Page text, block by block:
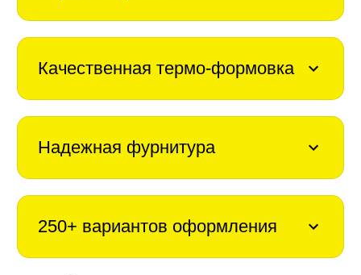
Качественная термо-формовка
Надежная фурнитура
250+ вариантов оформления